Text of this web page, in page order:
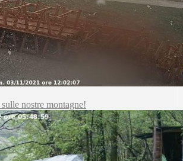
nostre montagne!